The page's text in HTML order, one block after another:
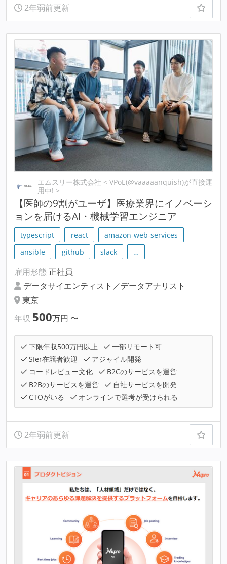
2年弱前更新
エムスリー株式会社 < VPoE(@vaaaaanquish)が直接運
用中! >
【医師の9割がユーザ】医療業界にイノベーシ
ョンを届けるAI・機械学習エンジニア
typescript react
amazon-web-services
ansible
github slack …
雇用形態 正社員
データサイエンティスト／データアナリスト
東京
年収 500万円 〜
下限年収500万円以上
一部リモート可
SIer在籍者歓迎
アジャイル開発
コードレビュー文化
B2Cのサービスを運営
B2Bのサービスを運営
自社サービスを開発
CTOがいる
オンラインで選考が受けられる
2年弱前更新